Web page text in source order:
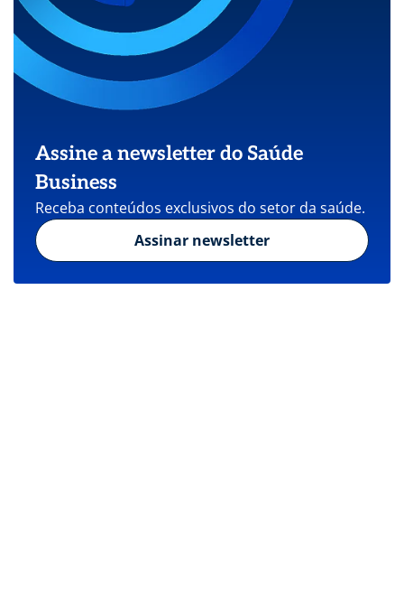
Assine a newsletter do Saúde
Business
Receba conteúdos exclusivos do setor da saúde.
Assinar newsletter